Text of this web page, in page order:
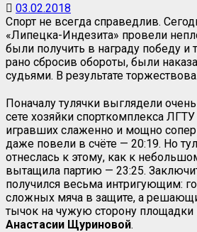
03.02.2018
Спорт не всегда справедлив.
«Липецка-Индезита» провели
были получить в награду победу и
рано сбросив обороты, были
судьями. В результате
Поначалу тулячки выглядели
сете хозяйки спорткомплекса
игравших слаженно и мощно
даже повели в счёте — 20:19. Но
отнеслась к этому, как к
вытащила партию — 23:25.
получился весьма интригующим:
сложных мяча в защите, а
тычок на чужую сторону площадки
Анастасии Щуриновой.